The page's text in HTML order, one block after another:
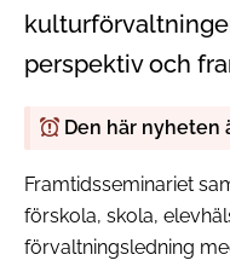
perspektiv och
Den här nyheten
Framtidsseminariet
förskola, skola,
förvaltningsledning